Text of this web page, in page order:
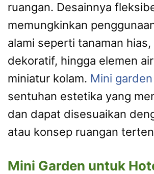
ruangan. Desainnya
memungkinkan
alami seperti tanaman
dekoratif, hingga elemen
miniatur kolam. Mini garden
sentuhan estetika yang
dan dapat disesuaikan
atau konsep ruangan
Mini Garden untuk